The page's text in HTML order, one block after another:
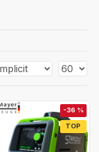
TOP
-36 %